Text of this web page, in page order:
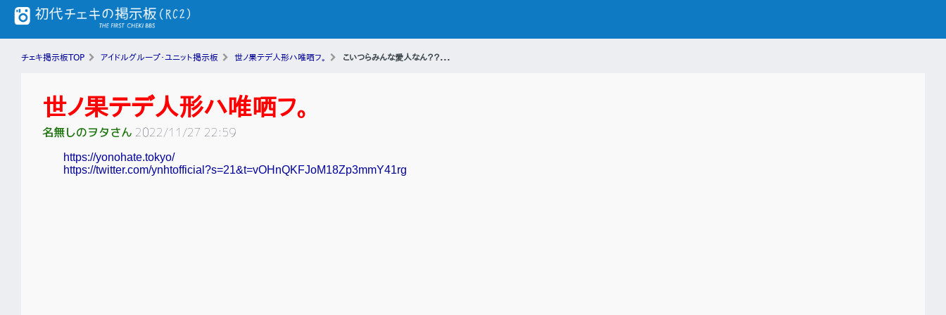
チェキ掲示板TOP アイドルグループ・ユニット掲示板 世ノ果テデ人形ハ唯哂フ。 こいつらみんな愛人なん？？...
世ノ果テデ人形ハ唯哂フ。
名無しのヲタさん 2022/11/27 22:59
https://yonohate.tokyo/
https://twitter.com/ynhtofficial?s=21&t=vOHnQKFJoM18Zp3mmY41rg